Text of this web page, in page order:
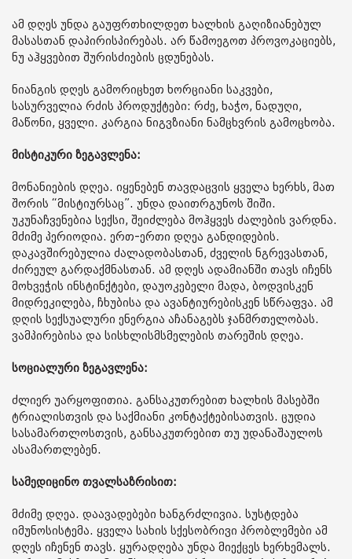
ამ დღეს უნდა გაუფრთხილდეთ ხალხის გაღიზიანებულ
მასასთან დაპირისპირებას. არ წამოეგოთ პროვოკაციებს,
ნუ აჰყვებით შურისძიების ცდუნებას.
ნიანგის დღეს გამორიცხეთ ხორციანი საკვები,
სასურველია რძის პროდუქტები: რძე, ხაჭო, ნადუღი,
მაწონი, ყველი. კარგია ნიგვზიანი ნამცხვრის გამოცხობა.
მისტიკური ზეგავლენა:
მონანიების დღეა. იყენებენ თავდაცვის ყველა ხერხს, მათ
შორის “მისტიურსაც”. უნდა დაითრგუნოს შიში.
უკუნაჩვენებია სექსი, შეიძლება მოჰყვეს ძალების ვარდნა.
მძიმე პერიოდია. ერთ-ერთი დღეა განდიდების.
დაკავშირებულია ძალადობასთან, ძველის ნგრევასთან,
ძირეულ გარდაქმნასთან. ამ დღეს ადამიანში თავს იჩენს
მოხვეჭის ინსტინქტები, დაუოკებელი მადა, ბოდვისკენ
მიდრეკილება, ჩხუბისა და ავანტიურებისკენ სწრაფვა. ამ
დღის სექსუალური ენერგია აჩანაგებს ჯანმრთელობას.
ვამპირებისა და სისხლისმსმელების თარეშის დღეა.
სოციალური ზეგავლენა:
ძლიერ უარყოფითია. განსაკუთრებით ხალხის მასებში
ტრიალისთვის და საქმიანი კონტაქტებისათვის. ცუდია
სასამართლოსთვის, განსაკუთრებით თუ უდანაშაულოს
ასამართლებენ.
სამედიცინო თვალსაზრისით:
მძიმე დღეა. დაავადებები ხანგრძლივია. სუსტდება
იმუნოსისტემა. ყველა სახის სქესობრივი პრობლემები ამ
დღეს იჩენენ თავს. ყურადღება უნდა მიექცეს ხერხემალს.